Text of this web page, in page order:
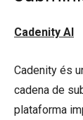
Cadenity AI
Cadenity és
cadena de
plataforma